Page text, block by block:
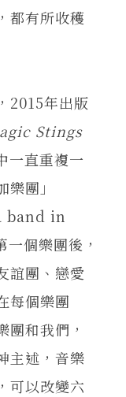
都有所收穫
2015年出版
Stings
一直重複一
團」
band in
個樂團後，
誼團、戀愛
每個樂團
團和我們，
主述，音樂
可以改變六